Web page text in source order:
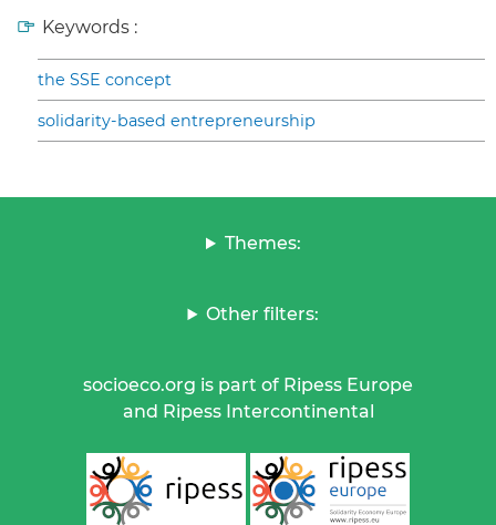
Keywords :
the SSE concept
solidarity-based entrepreneurship
Themes:
Other filters:
socioeco.org is part of Ripess Europe
and Ripess Intercontinental